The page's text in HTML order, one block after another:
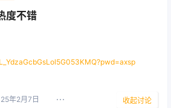
度不错
25年2月7日 收起讨论